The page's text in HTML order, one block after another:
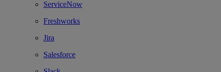
ServiceNow
Freshworks
Jira
Salesforce